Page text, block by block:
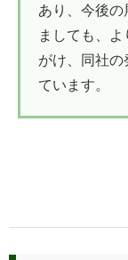
あり、今後の
ましても、
がけ、同社の
ています。